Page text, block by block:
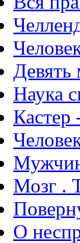
Девять
Наука
Кастер
Мозг .
О